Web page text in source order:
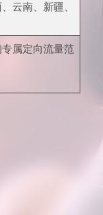
云南、新疆、
属定向流量范